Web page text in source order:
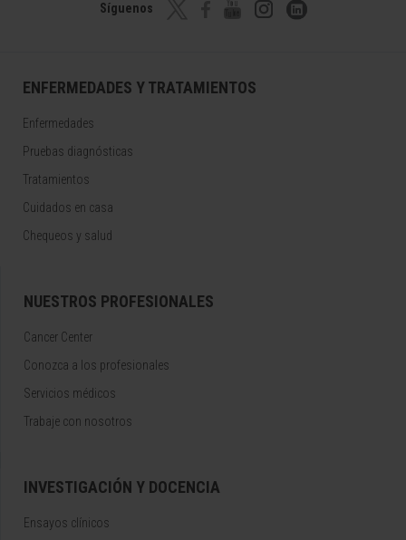
Síguenos
ENFERMEDADES Y TRATAMIENTOS
Enfermedades
Pruebas diagnósticas
Tratamientos
Cuidados en casa
Chequeos y salud
NUESTROS PROFESIONALES
Cancer Center
Conozca a los profesionales
Servicios médicos
Trabaje con nosotros
INVESTIGACIÓN Y DOCENCIA
Ensayos clínicos